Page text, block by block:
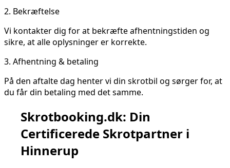
2. Bekræftelse
Vi kontakter dig for at bekræfte afhentningstiden og
sikre, at alle oplysninger er korrekte.
3. Afhentning & betaling
På den aftalte dag henter vi din skrotbil og sørger for, at
du får din betaling med det samme.
Skrotbooking.dk: Din
Certificerede Skrotpartner i
Hinnerup